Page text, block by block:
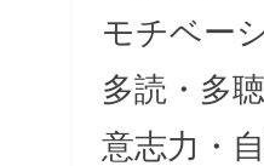
モチベー
多読・多聴
意志力・